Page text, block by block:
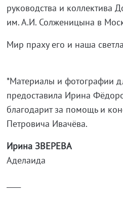
руководства и коллектива
им. А.И. Солженицына в
Мир праху его и наша
*Материалы и фотографии
предоставила Ирина
благодарит за помощь и
Петровича Ивачёва.
Ирина ЗВЕРЕВА
Аделаида